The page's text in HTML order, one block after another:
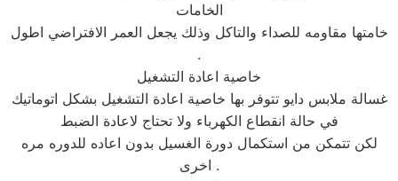
الخامات
خامتها مقاومه للصداء والتاكل وذلك يجعل العمر الافتراضي اطول
.
خاصية اعادة التشغيل
غسالة ملابس دايو تتوفر بها خاصية اعادة التشغيل بشكل اتوماتيك
في حالة انقطاع الكهرباء ولا تحتاج لاعادة الضبط
لكن تتمكن من استكمال دورة الغسيل بدون اعاده للدوره مره
اخرى .